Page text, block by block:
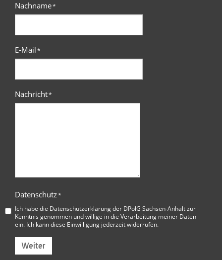
Nachname*
E-Mail*
Nachricht*
Datenschutz*
Ich habe die Datenschutzerklärung der DPolG Sachsen-Anhaltzur
Kenntnis genommen und willige in die Verarbeitung meiner Daten
ein. Ich kann diese Einwilligung jederzeit widerrufen.
Weiter